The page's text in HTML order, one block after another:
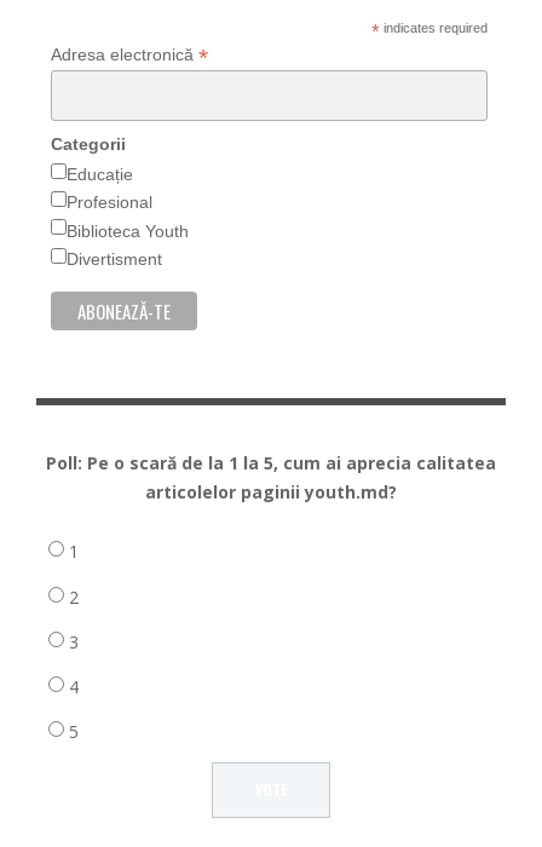
*indicates required
Adresa electronică *
Categorii
Educație
Profesional
Biblioteca Youth
Divertisment
Poll: Pe o scară de la 1 la 5, cum ai aprecia calitatea
articolelor paginii youth.md?
1
2
3
4
5